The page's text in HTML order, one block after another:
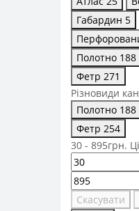
Габардин 5
Полотно 188
Фетр 271
Різновиди
Полотно 188
Фетр 254
30 - 895грн.
Скасувати